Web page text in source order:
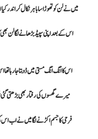
میں نے لن کو تھوڑا سا باہر نکال کر اندر
اس کے بعد اپنی سپیڈ بڑھانے لگا لن
اس کا انگ انگ مستی میں ڈوبتا جا
میرے گھسوں کی رفتار بھی بڑھتی
فرحی کا جسم اکڑنے لگا میں نے اب اس